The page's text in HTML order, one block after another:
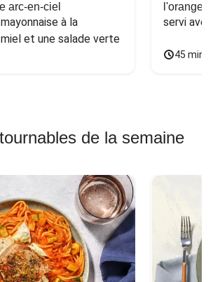
arc-en-ciel
à la
et une salade verte
l'orange
servi
45
de la semaine